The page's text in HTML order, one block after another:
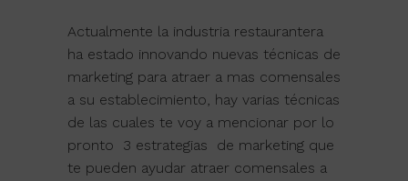
Actualmente la industria restaurantera
ha estado innovando nuevas técnicas de
marketing para atraer a mas comensales
a su establecimiento, hay varias técnicas
de las cuales te voy a mencionar por lo
pronto 3 estrategias de marketing que
te pueden ayudar atraer comensales a